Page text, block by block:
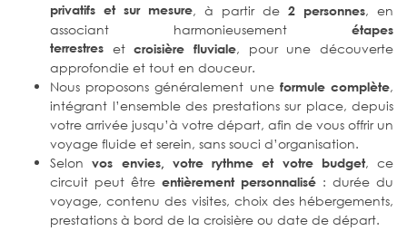
privatifs et sur mesure, à partir de 2 personnes, en
associant harmonieusement étapes
terrestres etcroisière fluviale, pour une découverte
approfondie et tout en douceur.
Nous proposons généralement une formule complète,
intégrant l’ensemble des prestations sur place, depuis
votre arrivée jusqu’à votre départ, afin de vous offrir un
voyage fluide et serein, sans souci d’organisation.
Selonvos envies, votre rythme et votre budget, ce
circuit peut être entièrement personnalisé : durée du
voyage, contenu des visites, choix des hébergements,
prestations à bord de la croisière ou date de départ.